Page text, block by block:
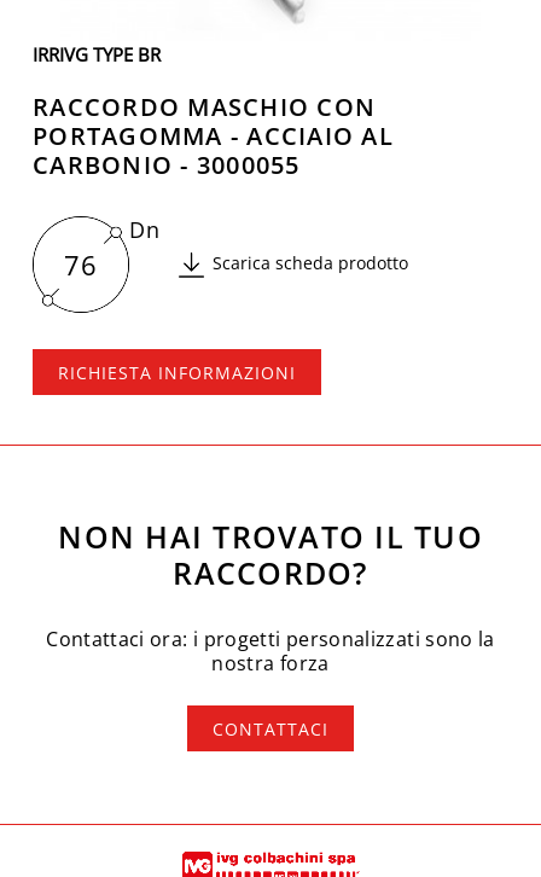
IRRIVG TYPE BR
RACCORDO MASCHIO CON
PORTAGOMMA - ACCIAIO AL
CARBONIO - 3000055
76
Dn
Scarica scheda prodotto
RICHIESTA INFORMAZIONI
NON HAI TROVATO IL TUO
RACCORDO?
Contattaci ora: i progetti personalizzati sono la
nostra forza
CONTATTACI